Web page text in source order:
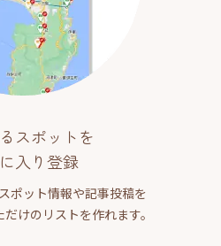
スポットを
入り登録
ポット情報や記事投稿を
けのリストを作れます。